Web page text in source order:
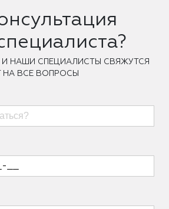
И НАШИ СПЕЦИАЛИСТЫ СВЯЖУТСЯ
НА ВСЕ ВОПРОСЫ